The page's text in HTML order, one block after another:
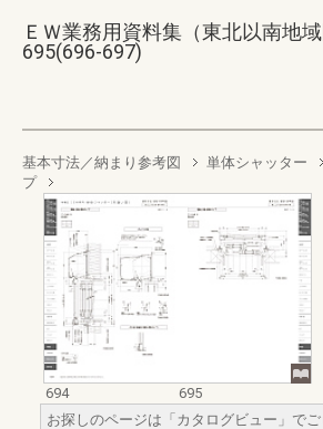
ＥＷ業務用資料集（東北以南地
695(696-697)
基本寸法／納まり参考図 単体シャッター
プ
694
695
お探しのページは「カタログビュー」で